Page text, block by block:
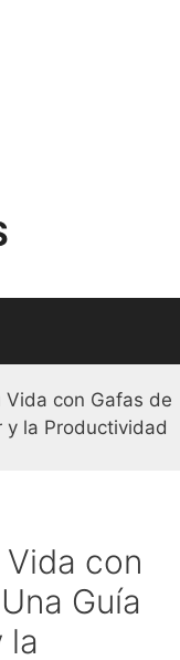
con Gafas de
y la Productividad
con
Guía
la